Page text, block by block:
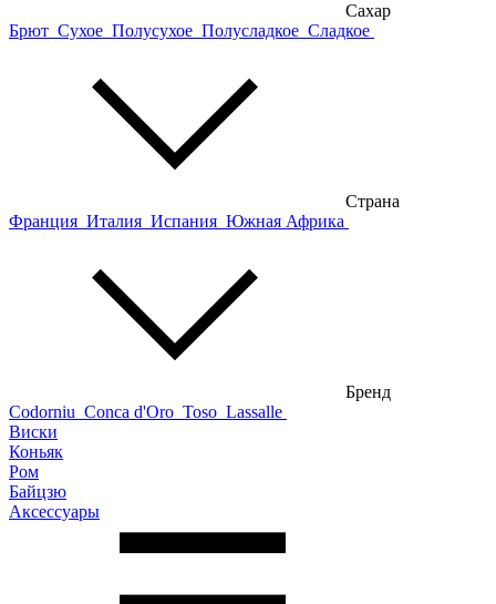
Сахар
Брют Сухое Полусухое Полусладкое Сладкое
Страна
Франция Италия Испания Южная Африка
Бренд
Codorniu Conca d'Oro Toso Lassalle
Виски
Коньяк
Ром
Байцзю
Аксессуары